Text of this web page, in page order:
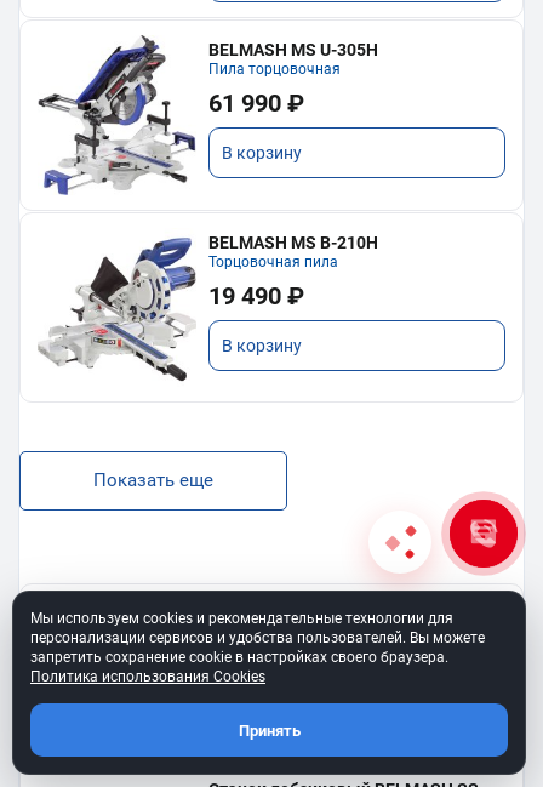
BELMASH MS U-305H
Пила торцовочная
61 990 ₽
В корзину
BELMASH MS B-210H
Торцовочная пила
19 490 ₽
В корзину
Показать еще
BELMASH SS-400VS
Лобзиковый станок
13 190 ₽
Мы используем cookies и рекомендательные технологии для
персонализации сервисов и удобства пользователей. Вы можете
запретить сохранение cookie в настройках своего браузера.
Политика использования Cookies
Принять